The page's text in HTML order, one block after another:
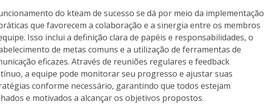
do kteam de sucesso se dá por meio da implementação
que favorecem a colaboração e a sinergia entre os membros
Isso inclui a definição clara de papéis e responsabilidades, o
de metas comuns e a utilização de ferramentas de
eficazes. Através de reuniões regulares e feedback
a equipe pode monitorar seu progresso e ajustar suas
conforme necessário, garantindo que todos estejam
e motivados a alcançar os objetivos propostos.